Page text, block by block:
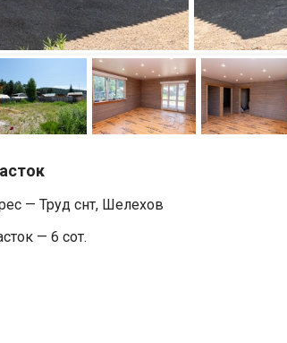
— Труд снт, Шелехов
— 6 сот.